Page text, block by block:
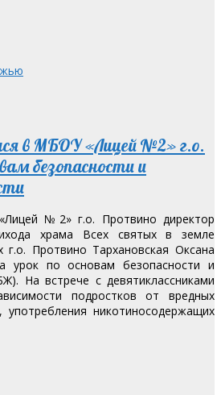
в МБОУ «Лицей №2» г.о.
безопасности и
№2» г.о. Протвино директор
храма Всех святых в земле
г.о. Протвино Тархановская Оксана
урок по основам безопасности и
На встрече с девятиклассниками
подростков от вредных
употребления никотиносодержащих